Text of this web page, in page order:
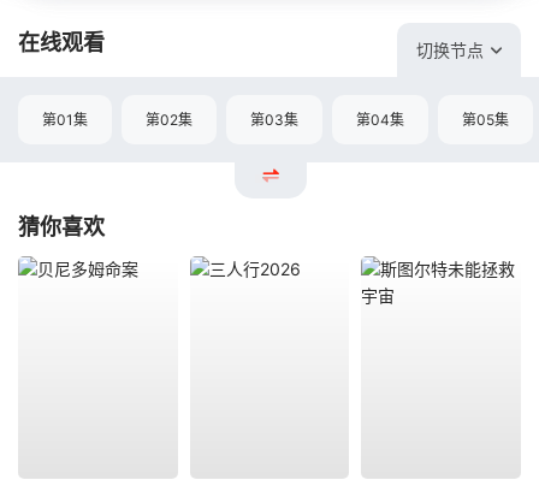
在线观看 切换节点
第01集 第02集 第03集 第04集 第05集
猜你喜欢